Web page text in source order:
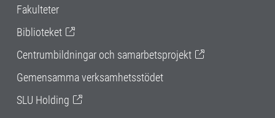
Fakulteter
Biblioteket
Centrumbildningar och samarbetsprojekt
Gemensamma verksamhetsstödet
SLU Holding